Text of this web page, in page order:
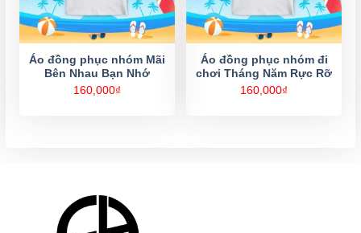
Áo đồng phục nhóm Mãi
Bên Nhau Bạn Nhớ
160,000₫
Áo đồng phục nhóm đi
chơi Tháng Năm Rực Rỡ
160,000₫